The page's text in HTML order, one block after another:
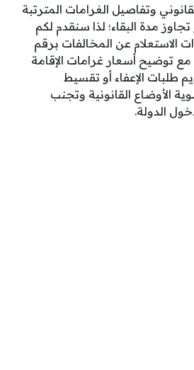
وتفاصيل الغرامات المترتبة
تجاوز مدة البقاء؛ لذا سنقدم لكم
الاستعلام عن المخالفات برقم
مع توضيح أسعار غرامات الإقامة
طلبات الإعفاء أو تقسيط
الأوضاع القانونية وتجنب
الدولة.